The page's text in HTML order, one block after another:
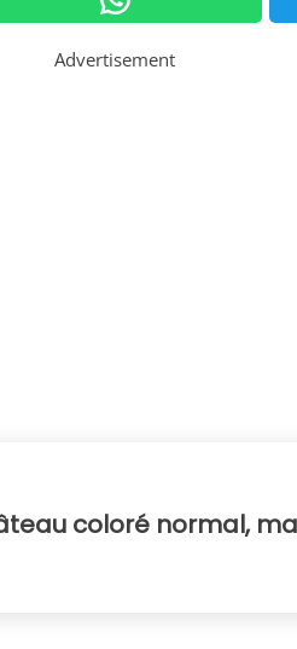
Advertisement
coloré normal,